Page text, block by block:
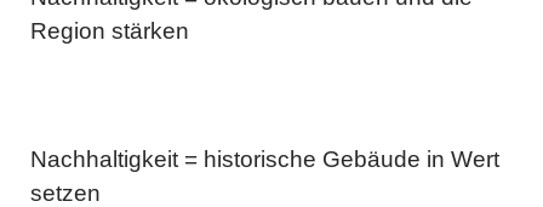
Region stärken
Nachhaltigkeit = historische Gebäude in Wert
setzen